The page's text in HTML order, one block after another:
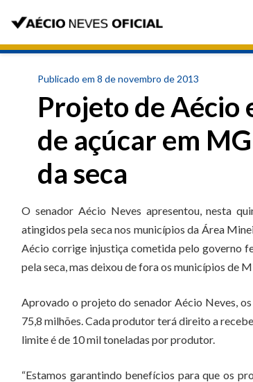
Publicado em 8 de novembro de 2013
Projeto de Aécio
de açúcar em
da seca
O senador Aécio Neves apresentou, nesta
atingidos pela seca nos municípios da Área
Aécio corrige injustiça cometida pelo governo
pela seca, mas deixou de fora os municípios de
Aprovado o projeto do senador Aécio Neves,
75,8 milhões. Cada produtor terá direito a
limite é de 10 mil toneladas por produtor.
“Estamos garantindo benefícios para que os